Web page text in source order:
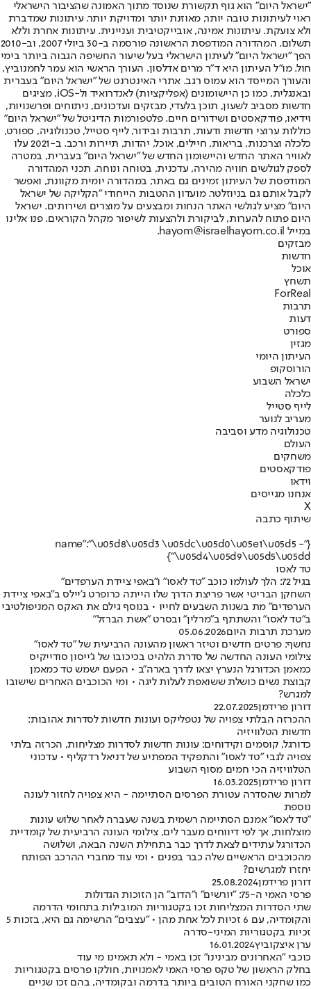
"ישראל היום" הוא גוף תקשורת שנוסד מתוך האמונה שהציבור הישראלי
ראוי לעיתונות טובה יותר, מאוזנת יותר ומדויקת יותר. עיתונות שמדברת
ולא צועקת. עיתונות אמינה, אובייקטיבית ועניינית. עיתונות אחרת וללא
תשלום. המהדורה המודפסת הראשונה פורסמה ב-30 ביולי 2007, וב-2010
הפך "ישראל היום" לעיתון הישראלי בעל שיעור החשיפה הגבוה ביותר בימי
חול. מו"ל העיתון היא ד"ר מרים אדלסון. העורך הראשי הוא עמר לחמנוביץ,
והעורך המייסד הוא עמוס רגב. אתרי האינטרנט של "ישראל היום" בעברית
ובאנגלית, כמו כן היישומונים (אפליקציות) לאנדרואיד ול-iOS, מציגים
חדשות מסביב לשעון, תוכן בלעדי, מבזקים ועדכונים, ניתוחים ופרשנויות,
וידיאו, פודקאסטים ושידורים חיים. פלטפורמות הדיגיטל של "ישראל היום"
כוללות ערוצי חדשות ודעות, תרבות ובידור, לייף סטייל, טכנולוגיה, ספורט,
כלכלה וצרכנות, בריאות, חיילים, אוכל, יהדות, תיירות ורכב. ב-2021 עלו
לאוויר האתר החדש והיישומון החדש של "ישראל היום" בעברית, במטרה
לספק לגולשים חוויה מהירה, עדכנית, בטוחה ונוחה. תכני המהדורה
המודפסת של העיתון זמינים גם באתר, במהדורה יומית מקוונת, ואפשר
לקבל אותם גם בניוזלטר. מועדון ההטבות הייחודי "הקליקה של ישראל
היום" מציע לגולשי האתר הנחות ומבצעים על מוצרים ושירותים. ישראל
היום פתוח להערות, לביקורת ולהצעות לשיפור מקהל הקוראים. פנו אלינו
במייל hayom@israelhayom.co.il.
מבזקים
חדשות
אוכל
תשחץ
ForReal
תרבות
דעות
ספורט
מגזין
העיתון היומי
הורוסקופ
ישראל השבוע
כלכלה
לייף סטייל
מעריב לנוער
טכנולוגיה מדע וסביבה
העולם
משחקים
פודקאסטים
וידאו
אנחנו מגייסים
X
שיתוף כתבה
{"name":"\u05d8\u05d3 \u05dc\u05d0\u05e1\u05d5 -
\u05d4\u05d9\u05d5\u05dd"}
טד לאסו
בגיל 72: הלך לעולמו כוכב "טד לאסו" ו"באפי ציידת הערפדים"
השחקן הבריטי אשר פריצת הדרך שלו הייתה כרופרט ג'יילס ב"באפי ציידת
הערפדים" מת בשנות השבעים לחייו • בנוסף גילם את האקס המניפולטיבי
ב"טד לאסו" והשתתף ב"מרלין" ובסרט "אשת הברזל"
מערכת תרבות היום05.06.2026
נחשף: פרטים חדשים וטיזר ראשון מהעונה הרביעית של "טד לאסו"
צילומי העונה החדשה של סדרת הלהיט בכיכובו של ג'ייסון סודייקיס
כמאמן הכדורגל הנערץ יצאו לדרך בארה"ב • הפעם ישמש טד כמאמן
קבוצת נשים כושלת ששואפת לעלות ליגה • ומי הכוכבים האחרים שישובו
למגרש?
דורון פרידמן22.07.2025
ההכרזה הבלתי צפויה של נטפליקס ועונות חדשות לסדרות אהובות:
חדשות הטלוויזיה
כדורגל, קוסמים וקידוחים: עונות חדשות לסדרות מצליחות, הכרזה בלתי
צפויה לגבי "טד לאסו" והתפקיד המפתיע של דניאל רדקליף • עדכוני
הטלוויזיה הכי חמים מסוף השבוע
דורון פרידמן16.03.2025
למרות שהסדרה עטורת הפרסים הסתיימה - היא צפויה לחזור לעונה
נוספת
"טד לאסו" אמנם הסתיימה רשמית בשנה שעברה לאחר שלוש עונות
מוצלחות, אך לפי דיווחים מעבר לים, צילומי העונה הרביעית של קומדיית
הכדורגל עתידים לצאת לדרך כבר בתחילת השנה הבאה, ושלושה
מהכוכבים הראשיים שלה כבר בפנים • ומי עוד מחברי ההרכב הפותח
יחזרו למגרשים?
דורון פרידמן25.08.2024
פרסי האמי ה-75: "יורשים" ו"הדוב" הן הזוכות הגדולות
שתי הסדרות המצליחות זכו בקטגוריות המובילות בתחומי הדרמה
והקומדיה, עם 6 זכיות לכל אחת מהן • "עצבים" הרשימה גם היא, בזכות 5
זכיות בקטגוריות המיני-סדרה
ערן איצקוביץ16.01.2024
כוכבי "האחרונים מבינינו" זכו באמי - ולא תאמינו מי עוד
בחלק הראשון של טקס פרסי האמי לאמנויות, חולקו פרסים בקטגוריות
כמו שחקני האורח הטובים ביותר בדרמה ובקומדיה, בהם זכו שניים